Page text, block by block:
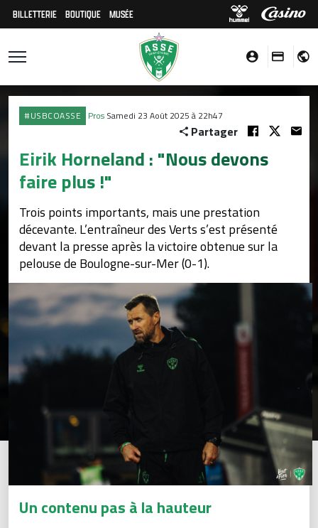
BILLETTERIE BOUTIQUE MUSÉE
#USBCOASSE Pros Samedi 23 Août 2025 à 22h47
Partager
Eirik Horneland : "Nous devons
faire plus !"
Trois points importants, mais une prestation
décevante. L’entraîneur des Verts s’est présenté
devant la presse après la victoire obtenue sur la
pelouse de Boulogne-sur-Mer (0-1).
Un contenu pas à la hauteur